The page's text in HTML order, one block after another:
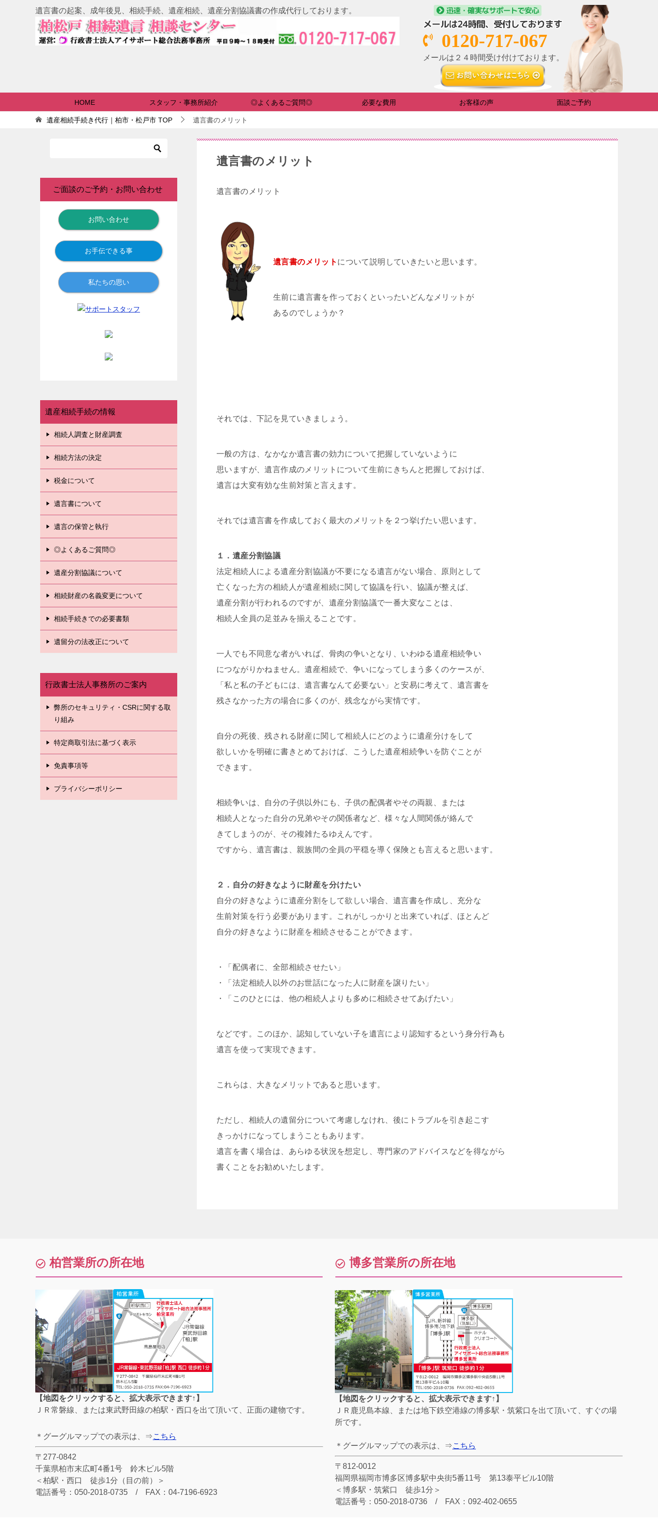
遺言書の起案、成年後見、相続手続、遺産相続、遺産分割協議書の作成代行しております。
0120-717-067
メールは２４時間受け付けております。
HOME スタッフ・事務所紹介 ◎よくあるご質問◎ 必要な費用 お客様の声 面談ご予約
遺産相続手続き代行｜柏市・松戸市 TOP 遺言書のメリット
遺言書のメリット
遺言書のメリット
遺言書のメリット について説明していきたいと思います。
生前に遺言書を作っておくといったいどんなメリットが
あるのでしょうか？
それでは、下記を見ていきましょう。
一般の方は、なかなか遺言書の効力について把握していないように
思いますが、遺言作成のメリットについて生前にきちんと把握しておけば、
遺言は大変有効な生前対策と言えます。
それでは遺言書を作成しておく最大のメリットを２つ挙げたい思います。
１．遺産分割協議
法定相続人による遺産分割協議が不要になる遺言がない場合、原則として
亡くなった方の相続人が遺産相続に関して協議を行い、協議が整えば、
遺産分割が行われるのですが、遺産分割協議で一番大変なことは、
相続人全員の足並みを揃えることです。
一人でも不同意な者がいれば、骨肉の争いとなり、いわゆる遺産相続争い
につながりかねません。遺産相続で、争いになってしまう多くのケースが、
「私と私の子どもには、遺言書なんて必要ない」と安易に考えて、遺言書を
残さなかった方の場合に多くのが、残念ながら実情です。
自分の死後、残される財産に関して相続人にどのように遺産分けをして
欲しいかを明確に書きとめておけば、こうした遺産相続争いを防ぐことが
できます。
相続争いは、自分の子供以外にも、子供の配偶者やその両親、または
相続人となった自分の兄弟やその関係者など、様々な人間関係が絡んで
きてしまうのが、その複雑たるゆえんです。
ですから、遺言書は、親族間の全員の平穏を導く保険とも言えると思います。
２．自分の好きなように財産を分けたい
自分の好きなように遺産分割をして欲しい場合、遺言書を作成し、充分な
生前対策を行う必要があります。これがしっかりと出来ていれば、ほとんど
自分の好きなように財産を相続させることができます。
・「配偶者に、全部相続させたい」
・「法定相続人以外のお世話になった人に財産を譲りたい」
・「このひとには、他の相続人よりも多めに相続させてあげたい」
などです。このほか、認知していない子を遺言により認知するという身分行為も
遺言を使って実現できます。
これらは、大きなメリットであると思います。
ただし、相続人の遺留分について考慮しなけれ、後にトラブルを引き起こす
きっかけになってしまうこともあります。
遺言を書く場合は、あらゆる状況を想定し、専門家のアドバイスなどを得ながら
書くことをお勧めいたします。
ご面談のご予約・お問い合わせ
お問い合わせ
お手伝できる事
私たちの思い
遺産相続手続の情報
相続人調査と財産調査
相続方法の決定
税金について
遺言書について
遺言の保管と執行
◎よくあるご質問◎
遺産分割協議について
相続財産の名義変更について
相続手続きでの必要書類
遺留分の法改正について
行政書士法人事務所のご案内
弊所のセキュリティ・CSRに関する取
り組み
特定商取引法に基づく表示
免責事項等
プライバシーポリシー
柏営業所の所在地
【地図をクリックすると、拡大表示できます↑】
ＪＲ常磐線、または東武野田線の柏駅・西口を出て頂いて、正面の建物です。
＊グーグルマップでの表示は、⇒こちら
〒277-0842
千葉県柏市末広町4番1号 鈴木ビル5階
＜柏駅・西口 徒歩1分（目の前）＞
電話番号：050-2018-0735 / FAX：04-7196-6923
博多営業所の所在地
【地図をクリックすると、拡大表示できます↑】
ＪＲ鹿児島本線、または地下鉄空港線の博多駅・筑紫口を出て頂いて、すぐの場
所です。
＊グーグルマップでの表示は、⇒こちら
〒812-0012
福岡県福岡市博多区博多駅中央街5番11号 第13泰平ビル10階
＜博多駅・筑紫口 徒歩1分＞
電話番号：050-2018-0736 / FAX：092-402-0655